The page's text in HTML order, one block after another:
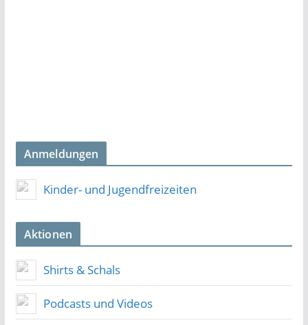
Anmeldungen
Kinder- und Jugendfreizeiten
Aktionen
Shirts & Schals
Podcasts und Videos